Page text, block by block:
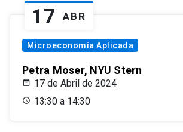
17 ABR
Microeconomía Aplicada
Petra Moser, NYU Stern
17 de Abril de 2024
13:30 a 14:30